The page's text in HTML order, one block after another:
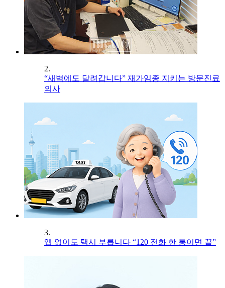
2.
“새벽에도 달려갑니다” 재가임종 지키는 방문진료
의사
3.
앱 없이도 택시 부릅니다 “120 전화 한 통이면 끝”